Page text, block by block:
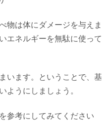
物は体にダメージを与えま
エネルギーを無駄に使って
います。ということで、基
ようにしましょう。
参考にしてみてください